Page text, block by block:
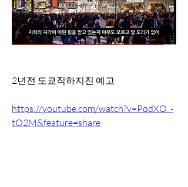
2년전 도쿄직하지진 예고
https://youtube.com/watch?v=PqdXO_-
tO2M&feature=share